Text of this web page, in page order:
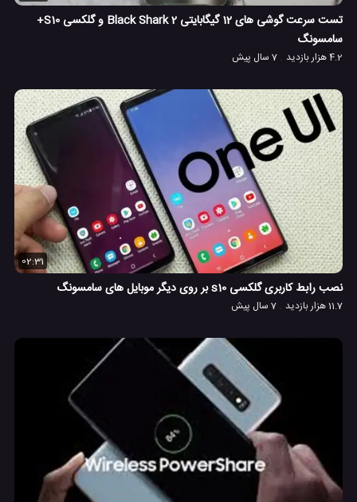
تست سرعت گوشی های 12 گیگابایتی Black Shark 2 و گلکسی S10+
سامسونگ
4.2 هزار بازدید 7 سال پیش
02:31
نصب رابط کاربری گلکسی s10 بر روی دیگر موبایل های سامسونگ
11.7 هزار بازدید 7 سال پیش